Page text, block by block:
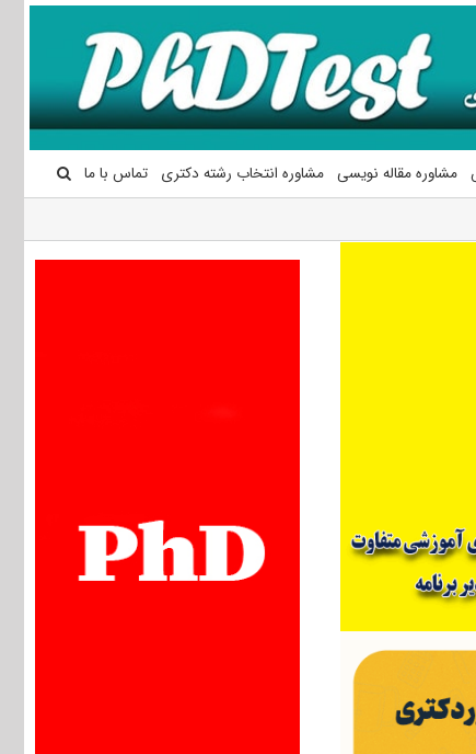
مشاوره مقاله نویسی مشاوره انتخاب رشته دکتری تماس با ما